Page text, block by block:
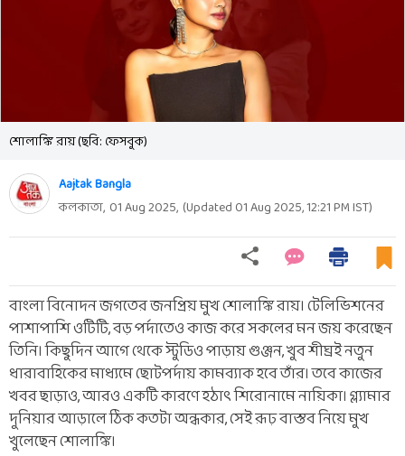
শোলাঙ্কি রায় (ছবি: ফেসবুক)
Aajtak Bangla
কলকাতা, 01 Aug 2025, (Updated 01 Aug 2025, 12:21 PMIST)
বাংলা বিনোদন জগতের জনপ্রিয় মুখ শোলাঙ্কি রায়। টেলিভিশনের
পাশাপাশি ওটিটি, বড় পর্দাতেও কাজ করে সকলের মন জয় করেছেন
তিনি। কিছুদিন আগে থেকে স্টুডিও পাড়ায় গুঞ্জন, খুব শীঘ্রই নতুন
ধারাবাহিকের মাধ্যমে ছোটপর্দায় কামব্যাক হবে তাঁর। তবে কাজের
খবর ছাড়াও, আরও একটি কারণে হঠাৎ শিরোনামে নায়িকা। গ্ল্যামার
দুনিয়ার আড়ালে ঠিক কতটা অন্ধকার, সেই রূঢ় বাস্তব নিয়ে মুখ
খুলেছেন শোলাঙ্কি।